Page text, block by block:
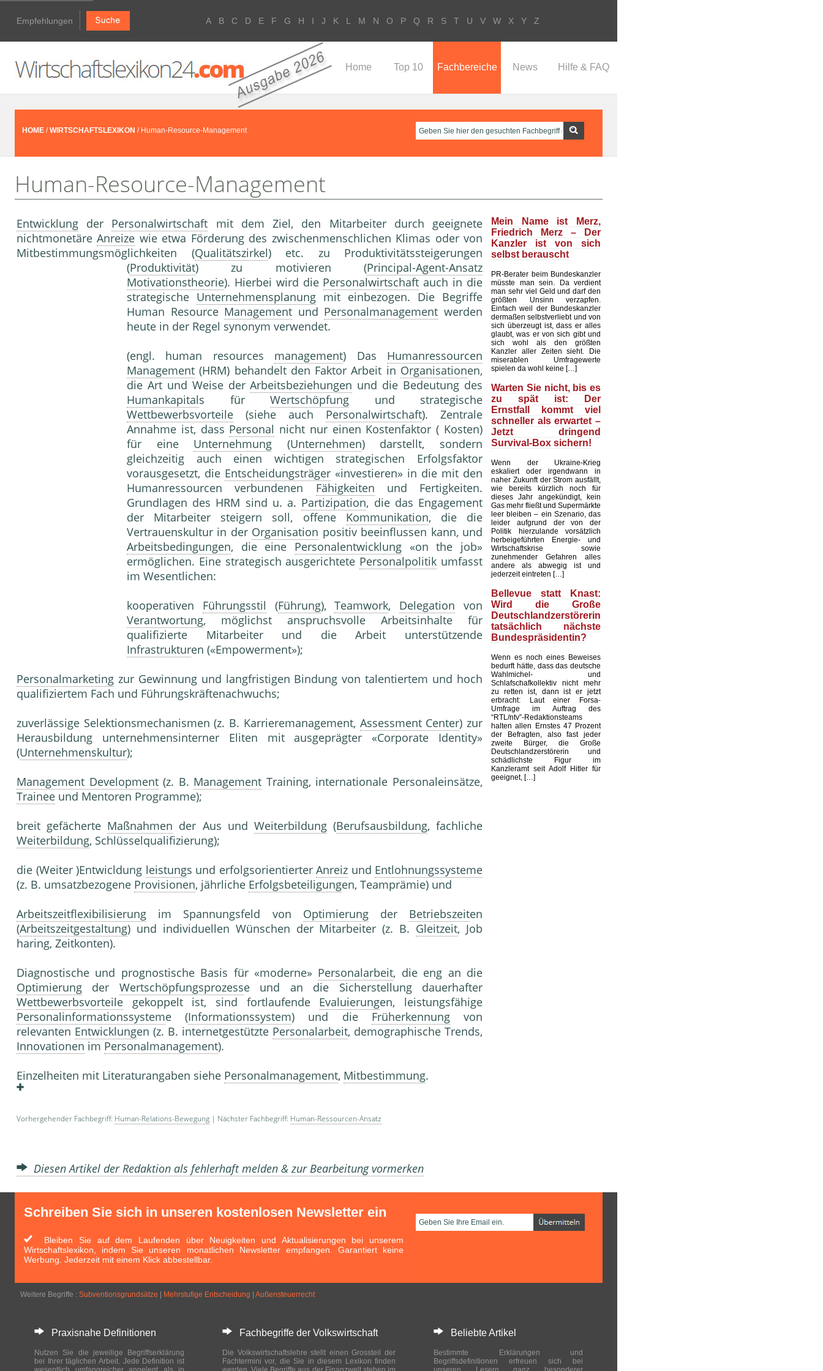
Empfehlungen A B C D E F G H I J K L M N O P Q R S T U V W X Y Z
Home Top 10 Fachbereiche News Hilfe & FAQ
HOME /WIRTSCHAFTSLEXIKON / Human-Resource-Management
Human-Resource-Management
Entwicklung der Personalwirtschaft mit dem Ziel, den Mitarbeiter durch geeignete
nichtmonetäreAnreize wie etwa Förderung des zwischenmenschlichen Klimas oder von
Mitbestimmungsmöglichkeiten (Qualitätszirkel) etc. zu Produktivitätssteigerungen
(Produktivität) zu motivieren (Principal-Agent-Ansatz
Motivationstheorie). Hierbei wird die Personalwirtschaft auch in die
strategische Unternehmensplanung mit einbezogen. Die Begriffe
Human Resource Management und Personalmanagement werden
heute in der Regel syn­onym verwendet.
(engl. human resources management) Das Humanressourcen
Management (HRM) behandelt den Faktor Arbeit in Organisationen,
die Art und Weise derArbeitsbeziehungen und die Bedeutung des
Humankapitals für Wertschöpfung und strategische
Wettbewerbsvorteile (siehe auch Personalwirtschaft). Zentrale
Annahme ist, dass Personal nicht nur einen Kostenfaktor ( Kosten)
für eine Unternehmung (Unternehmen) darstellt, sondern
gleichzeitig auch einen wichtigen strategischen Erfolgsfaktor
vorausgesetzt, die Entscheidungsträger «investieren» in die mit den
Humanressourcen verbundenen Fähigkeiten und Fertigkeiten.
Grundlagen des HRM sind u. a. Partizipation, die das Engagement
der Mitarbeiter steigern soll, offene Kommunikation, die die
Vertrauenskultur in der Organisation positiv beeinflussen kann, und
Arbeitsbedingungen, die eine Personalentwicklung «on the job»
ermöglichen. Eine strategisch ausgerichtete Personalpolitik umfasst
im Wesentlichen:
kooperativen Führungsstil (Führung),Teamwork, Delegation von
Verantwortung, möglichst anspruchsvolle Arbeitsinhalte für
qualifizierte Mitarbeiter und die Arbeit unterstützende
Infrastrukturen («Empowerment»);
Personalmarketing zur Gewinnung und langfristigen Bindung von talentiertem und hoch
qualifiziertem Fach und Führungskräftenachwuchs;
zuverlässige Selektionsmechanismen (z. B. Karrieremanagement, Assessment Center) zur
Herausbildung unternehmensinterner Eliten mit ausgeprägter «Corporate Identity»
(Unternehmenskultur);
Management Development(z. B. Management Training, internationale Personaleinsätze,
Trainee und Mentoren Programme);
breit gefächerte Maßnahmen der Aus und Weiterbildung(Berufsausbildung, fachliche
Weiterbildung, Schlüsselqualifizierung);
die (Weiter )Entwicldung leistungs und erfolgsorientierter Anreiz und Entlohnungssysteme
(z. B. umsatzbezogene Provisionen, jährliche Erfolgsbeteiligungen, Teamprämie) und
Arbeitszeitflexibilisierung im Spannungsfeld von Optimierungder Betriebszeiten
(Arbeitszeitgestaltung) und individuellen Wünschen der Mitarbeiter (z. B. Gleitzeit, Job
haring, Zeitkonten).
Diagnostische und prognostische Basis für «moderne» Personalarbeit, die eng an die
Optimierung der Wertschöpfungsprozesse und an die Sicherstellung dauerhafter
Wettbewerbsvorteile gekoppelt ist, sind fortlaufende Evaluierungen, leistungsfähige
Personalinformationssysteme (Informationssystem) und die Früherkennungvon
relevanten Entwicklungen (z. B. internetgestützte Personalarbeit, demographische Trends,
Innovationen im Personalmanagement).
Einzelheiten mit Literaturangaben siehe Personalmanagement, Mitbestimmung.
Vorhergehender Fachbegriff: Human-Relations-Bewegung | Nächster Fachbegriff: Human-Ressourcen-Ansatz
Diesen Artikel der Redaktion als fehlerhaft melden & zur Bearbeitung vormerken
Mein Name ist Merz,
Friedrich Merz – Der
Kanzler ist von sich
selbst berauscht
PR-Berater beim Bundeskanzler
müsste man sein. Da verdient
man sehr viel Geld und darf den
größten Unsinn verzapfen.
Einfach weil der Bundeskanzler
dermaßen selbstverliebt und von
sich überzeugt ist, dass er alles
glaubt, was er von sich gibt und
sich wohl als den größten
Kanzler aller Zeiten sieht. Die
miserablen Umfragewerte
spielen da wohl keine […]
Warten Sie nicht, bis es
zu spät ist: Der
Ernstfall kommt viel
schneller als erwartet –
Jetzt dringend
Survival-Box sichern!
Wenn der Ukraine-Krieg
eskaliert oder irgendwann in
naher Zukunft der Strom ausfällt,
wie bereits kürzlich noch für
dieses Jahr angekündigt, kein
Gas mehr fließt und Supermärkte
leer bleiben – ein Szenario, das
leider aufgrund der von der
Politik hierzulande vorsätzlich
herbeigeführten Energie- und
Wirtschaftskrise sowie
zunehmender Gefahren alles
andere als abwegig ist und
jederzeit eintreten […]
Bellevue statt Knast:
Wird die Große
Deutschlandzerstörerin
tatsächlich nächste
Bundespräsidentin?
Wenn es noch eines Beweises
bedurft hätte, dass das deutsche
Wahlmichel- und
Schlafschafkollektiv nicht mehr
zu retten ist, dann ist er jetzt
erbracht: Laut einer Forsa-
Umfrage im Auftrag des
“RTL/ntv”-Redaktionsteams
halten allen Ernstes 47 Prozent
der Befragten, also fast jeder
zweite Bürger, die Große
Deutschlandzerstörerin und
schädlichste Figur im
Kanzleramt seit Adolf Hitler für
geeignet, […]
Schreiben Sie sich in unseren kostenlosen Newsletter ein
Bleiben Sie auf dem Laufenden über Neuigkeiten und Aktualisierungen bei unserem
Wirtschaftslexikon, indem Sie unseren monatlichen Newsletter empfangen. Garantiert keine
Werbung. Jederzeit mit einem Klick abbestellbar.
Weitere Begriffe : Subventionsgrundsätze Mehrstufige Entscheidung Außensteuerrecht
Praxisnahe Definitionen
Nutzen Sie die jeweilige Begriffserklärung
bei Ihrer täglichen Arbeit. Jede Definition ist
Fachbegriffe der Volkswirtschaft
Die Volkswirtschaftslehre stellt einen Grossteil der
Fachtermini vor, die Sie in diesem Lexikon finden
Beliebte Artikel
Bestimmte Erklärungen und
Begriffsdefinitionen erfreuen sich bei